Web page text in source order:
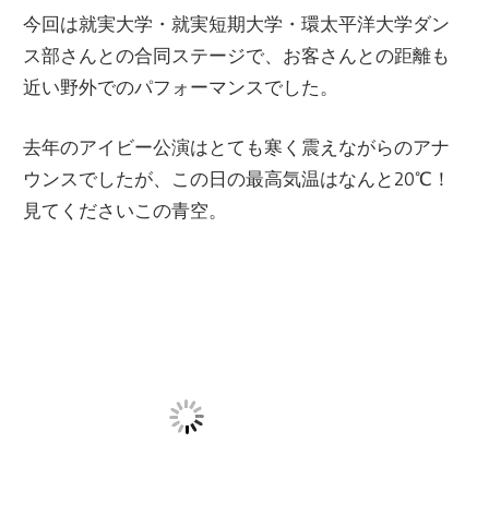
今回は就実大学・就実短期大学・環太平洋大学ダン
ス部さんとの合同ステージで、お客さんとの距離も
近い野外でのパフォーマンスでした。
去年のアイビー公演はとても寒く震えながらのアナ
ウンスでしたが、この日の最高気温はなんと20℃！
見てくださいこの青空。